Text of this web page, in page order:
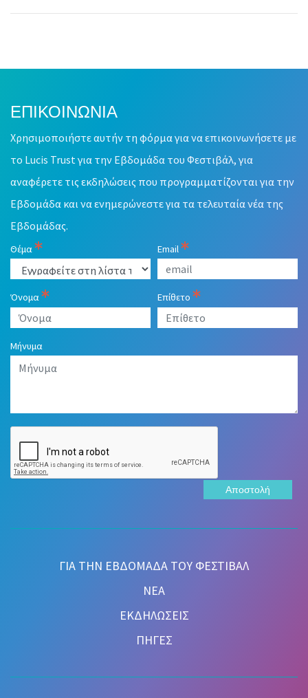
ΓΙΑ ΤΗΝ ΕΒΔΟΜΑΔΑ ΤΟΥ ΦΕΣΤΙΒΑΛ
ΝΕΑ
ΕΚΔΗΛΩΣΕΙΣ
ΠΗΓΕΣ
Leave
field
ΕΠΙΚΟΙΝΩΝΙΑ
Χρησιμοποιήστε αυτήν τη φόρμα για να επικοινωνήσετε με
το Lucis Trust για την Εβδομάδα του Φεστιβάλ, για
αναφέρετε τις εκδηλώσεις που προγραμματίζονται για την
Εβδομάδα και να ενημερώνεστε για τα τελευταία νέα της
Εβδομάδας.
Θέμα Email
Όνομα Επίθετο
Μήνυμα
Αποστολή